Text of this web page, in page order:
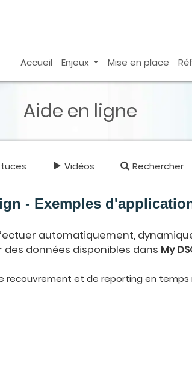
Accueil Enjeux Mise en place
Aide en ligne
Vidéos Rechercher
- Exemples
automatiquement,
données disponibles dans My
recouvrement et de reporting en temps